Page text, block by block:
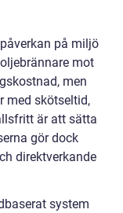
på miljö
mot
men
med skötseltid,
är att sätta
gör dock
direktverkande
system